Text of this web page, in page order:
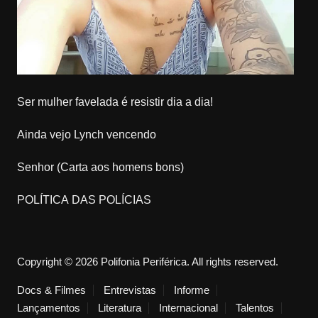
Ser mulher favelada é resistir dia a dia!
Ainda vejo Lynch vencendo
Senhor (Carta aos homens bons)
POLÍTICA DAS POLÍCIAS
Copyright © 2026 Polifonia Periférica. All rights reserved.
Docs & Filmes Entrevistas
Informe
Lançamentos
Literatura Internacional Talentos